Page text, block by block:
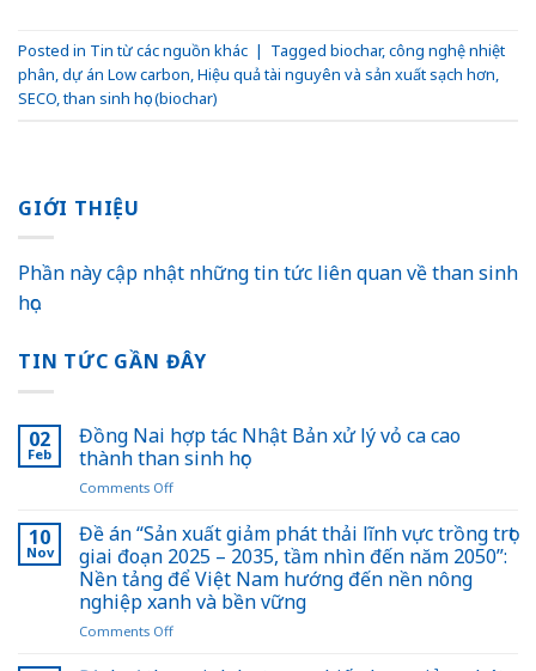
Posted in Tin từ các nguồn khác | Tagged biochar,công nghệ nhiệt
phân,dự án Low carbon,Hiệu quả tài nguyên và sản xuất sạch hơn,
SECO,than sinh học (biochar)
GIỚI THIỆU
Phần này cập nhật những tin tức liên quan về than sinh
học.
TIN TỨC GẦN ĐÂY
02
Feb
Đồng Nai hợp tác Nhật Bản xử lý vỏ ca cao
thành than sinh học
Comments Offon
Nai
hợp
tác
Nhật
Bản
xử
10
Nov
Đề án “Sản xuất giảm phát thải lĩnh vực trồng trọt
giai đoạn 2025 – 2035, tầm nhìn đến năm 2050”:
Nền tảng để Việt Nam hướng đến nền nông
nghiệp xanh và bền vững
Comments Offon